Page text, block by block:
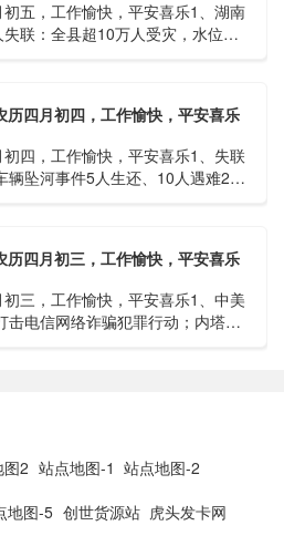
五，工作愉快，平安喜乐1、湖南
联：全县超10万人受灾，水位正
历四月初四，工作愉快，平安喜乐
四，工作愉快，平安喜乐1、失联
辆坠河事件5人生还、10人遇难2、
历四月初三，工作愉快，平安喜乐
三，工作愉快，平安喜乐1、中美
击电信网络诈骗犯罪行动；内塔尼
图2 站点地图-1 站点地图-2
地图-5 创世货源站 虎头发卡网